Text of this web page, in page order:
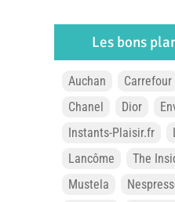
Les bons
Auchan Carrefour
Chanel
Dior
Instants-Plaisir.fr
Lancôme
The
Mustela